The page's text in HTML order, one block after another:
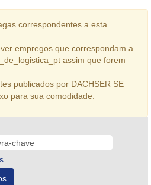
correspondentes a esta
empregos que correspondam a
assim que forem
publicados por DACHSER SE
para sua comodidade.